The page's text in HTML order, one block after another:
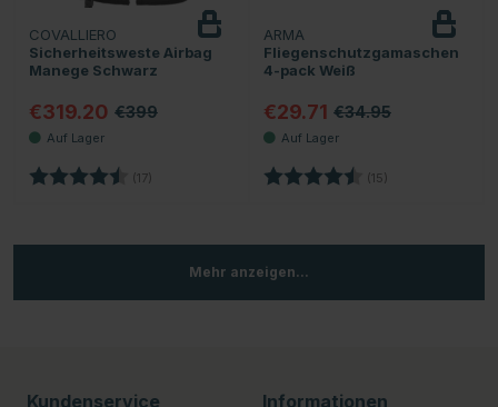
COVALLIERO
Sicherheitsweste Airbag
Manege Schwarz
€319.20 €399
Bewertung: (17) 4.9 von 5 Sternen
ARMA
Fliegenschutzgamaschen
4-pack Weiß
€29.71 €34.95
Bewertung: (15)
Mehr anzeigen...
Kundenservice Informationen